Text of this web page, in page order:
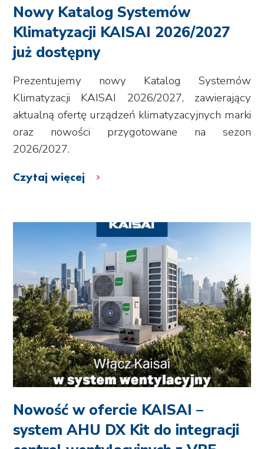
Nowy Katalog Systemów
Klimatyzacji KAISAI 2026/2027
już dostępny
Prezentujemy nowy Katalog Systemów
Klimatyzacji KAISAI 2026/2027, zawierający
aktualną ofertę urządzeń klimatyzacyjnych marki
oraz nowości przygotowane na sezon
2026/2027.
Czytaj więcej
Nowość w ofercie KAISAI –
system AHU DX Kit do integracji